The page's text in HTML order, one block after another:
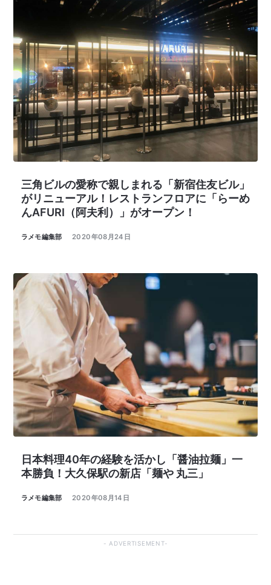
三角ビルの愛称で親しまれる「新宿住友ビル」
がリニューアル！レストランフロアに「らーめ
んAFURI（阿夫利）」がオープン！
ラメモ編集部 2020年08月24日
日本料理40年の経験を活かし「醤油拉麺」一
本勝負！大久保駅の新店「麺や 丸三」
ラメモ編集部 2020年08月14日
ADVERTISEMENT